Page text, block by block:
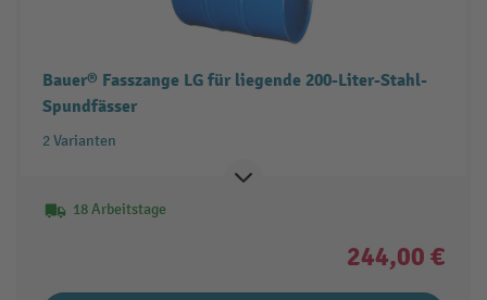
Bauer® Fasszange LG für liegende 200-Liter-Stahl-
Spundfässer
2 Varianten
18 Arbeitstage
244,00 €